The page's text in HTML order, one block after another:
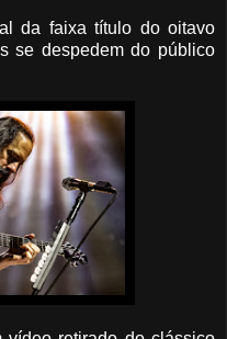
da faixa título do oitavo
se despedem do público